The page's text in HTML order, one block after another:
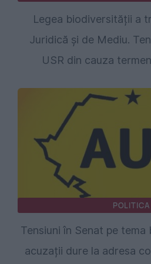
Legea biodiversității a
Juridică și de Mediu.
USR din cauza
POLITICA
Tensiuni în Senat pe
acuzații dure la adresa